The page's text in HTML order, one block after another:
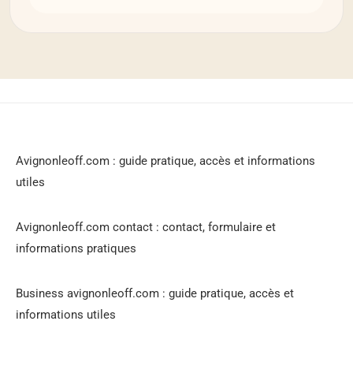
Avignonleoff.com : guide pratique, accès et informations
utiles
Avignonleoff.com contact : contact, formulaire et
informations pratiques
Business avignonleoff.com : guide pratique, accès et
informations utiles